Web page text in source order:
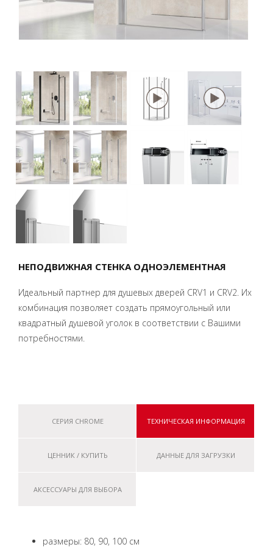
НЕПОДВИЖНАЯ СТЕНКА ОДНОЭЛЕМЕНТНАЯ
Идеальный партнер для душевых дверей CRV1 и CRV2. Их
комбинация позволяет создать прямоугольный или
квадратный душевой уголок в соответствии с Вашими
потребностями.
СЕРИЯ CHROME ТЕХНИЧЕСКАЯ ИНФОРМАЦИЯ
ЦЕННИК / КУПИТЬ ДАННЫЕ ДЛЯ ЗАГРУЗКИ
АКСЕССУАРЫ ДЛЯ ВЫБОРА
размеры: 80, 90, 100 см